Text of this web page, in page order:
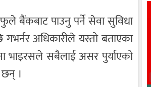
बैंकबाट पाउनु पर्ने सेवा सुविधा
अधिकारीले यस्तो बताएका
भाइरसले सबैलाई असर पुर्याएको
।